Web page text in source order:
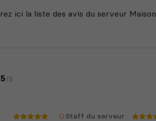
ici la liste des avis du serveur Maison
5/5
Staff du serveur